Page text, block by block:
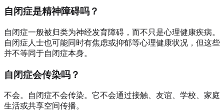
自闭症是精神障碍吗？
自闭症一般被归类为神经发育障碍，而不只是心理健康疾病。
自闭症人士也可能同时有焦虑或抑郁等心理健康状况，但这些
并不等同于自闭症本身。
自闭症会传染吗？
不会。自闭症不会传染。它不会通过接触、友谊、学校、家庭
生活或共享空间传播。